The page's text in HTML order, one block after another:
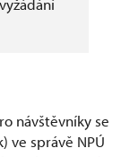
návštěvníky se
ve správě NPÚ